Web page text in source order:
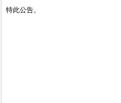
特此公告。